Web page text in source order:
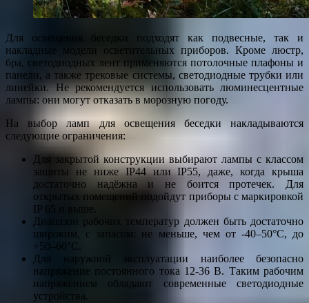
Для освещения беседки подходят как подвесные, так и
накладные модели осветительных приборов. Кроме люстр,
бра, светодиодных лент применяются потолочные плафоны и
панели, а также трековые системы, светодиодные трубки или
линейки. Не рекомендуется использовать люминесцентные
лампы: они могут отказать в морозную погоду.
На выбор ламп для освещения беседки накладываются
следующие ограничения:
Для закрытой конструкции выбирают лампы с классом
защиты не ниже IP44 или IP55, даже, когда крыша
достаточно надёжна и не боится протечек. Для
открытых помещений подойдут приборы с маркировкой
IP 65 и выше.
Диапазон рабочих температур должен быть достаточно
широким, с запасом: не меньше, чем от -40–50°C, до
+50–60°C.
Для наружной эксплуатации наиболее безопасно
напряжение постоянного тока 12-36 В. Таким рабочим
напряжением обладают современные светодиодные
устройства.